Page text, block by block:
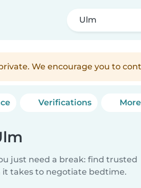
Ulm
We encourage you to
Verifications
just need a break: find trusted
takes to negotiate bedtime.